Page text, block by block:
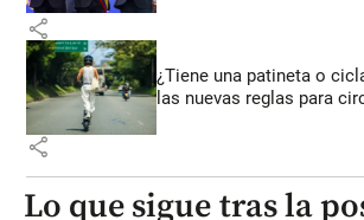
share
¿Tiene una patineta o
las nuevas reglas para
share
Lo que sigue tras la